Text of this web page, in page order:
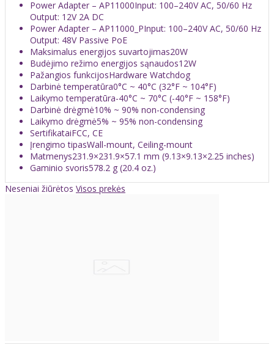
Power Adapter – AP11000Input: 100–240V AC, 50/60 Hz
Output: 12V 2A DC
Power Adapter – AP11000_PInput: 100–240V AC, 50/60 Hz
Output: 48V Passive PoE
Maksimalus energijos suvartojimas20W
Budėjimo režimo energijos sąnaudos12W
Pažangios funkcijosHardware Watchdog
Darbinė temperatūra0°C ~ 40°C (32°F ~ 104°F)
Laikymo temperatūra-40°C ~ 70°C (-40°F ~ 158°F)
Darbinė drėgmė10% ~ 90% non-condensing
Laikymo drėgmė5% ~ 95% non-condensing
SertifikataiFCC, CE
Įrengimo tipasWall-mount, Ceiling-mount
Matmenys231.9×231.9×57.1 mm (9.13×9.13×2.25 inches)
Gaminio svoris578.2 g (20.4 oz.)
Neseniai žiūrėtos Visos prekės